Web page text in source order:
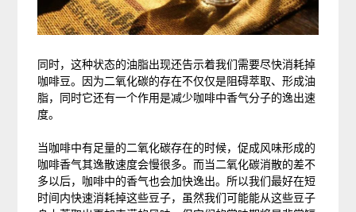
同时，这种状态的油脂出现还告示着我们需要尽快消耗掉
咖啡豆。因为二氧化碳的存在不仅仅是阻碍萃取、形成油
脂，同时它还有一个作用是减少咖啡中香气分子的逸出速
度。
当咖啡中有足量的二氧化碳存在的时候，促成风味形成的
咖啡香气其逸散速度会慢很多。而当二氧化碳消散的差不
多以后，咖啡中的香气也会加快逸出。所以我们最好在短
时间内快速消耗掉这些豆子，虽然我们可能能从这些豆子